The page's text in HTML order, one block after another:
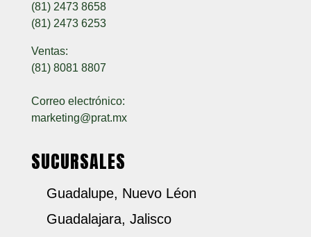
(81) 2473 8658
(81) 2473 6253
Ventas:
(81) 8081 8807
Correo electrónico:
marketing@prat.mx
SUCURSALES
Guadalupe, Nuevo Léon
Guadalajara, Jalisco